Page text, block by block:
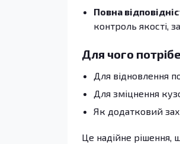
Повна
контроль якості,
Для чого
Для відновлення
Для зміцнення
Як додатковий
Це надійне рішення,